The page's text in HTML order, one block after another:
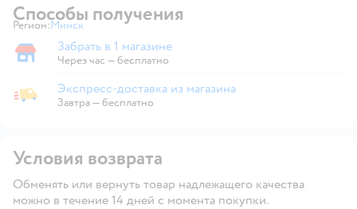
Способы получения
Регион: Выбор адреса доставки.
Минск
Забрать в магазине
Забрать в 1 магазине
Через час — бесплатно
Экспресс-доставка из магазина
Экспресс-доставка из магазина
Завтра—бесплатно
Условия возврата
Обменять или вернуть товар надлежащего качества
можно в течение 14 дней с момента покупки.